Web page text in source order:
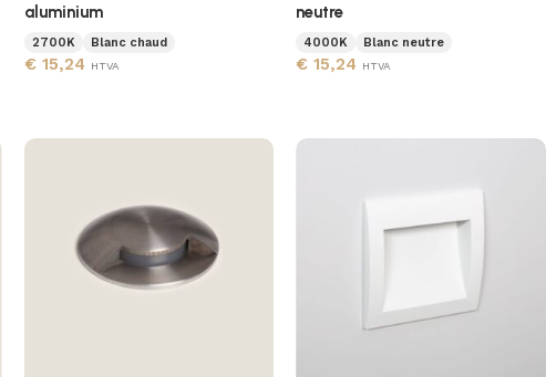
aluminium
2700K Blanc chaud
€15,24 HTVA
neutre
4000K Blanc neutre
€ 15,24 HTVA